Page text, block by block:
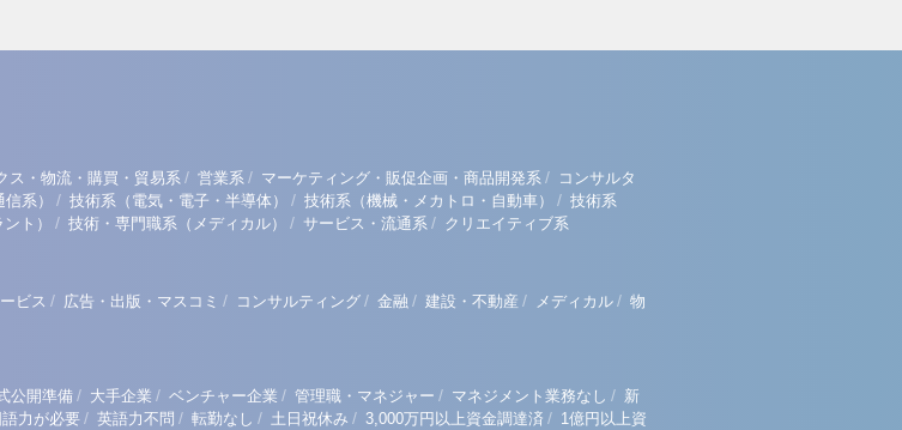
ス・物流・購買・貿易系/ 営業系 / マーケティング・販促企画・商品開発系 / コンサルタ
系） / 技術系（電気・電子・半導体） / 技術系（機械・メカトロ・自動車） / 技術系
ト） / 技術・専門職系（メディカル） / サービス・流通系 / クリエイティブ系
ビス / 広告・出版・マスコミ / コンサルティング / 金融 / 建設・不動産 / メディカル / 物
公開準備 / 大手企業 / ベンチャー企業 / 管理職・マネジャー / マネジメント業務なし / 新
力が必要 / 英語力不問 / 転勤なし / 土日祝休み / 3,000万円以上資金調達済 / 1億円以上資